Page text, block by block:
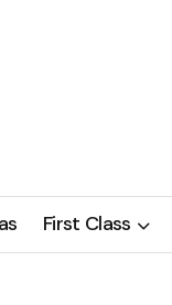
First Class